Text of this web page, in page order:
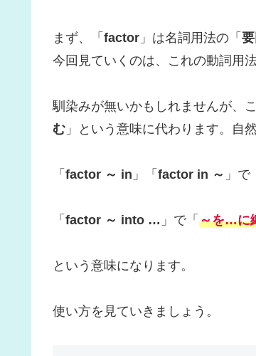
まず、「 factor 」は名詞用法の「 要
今回見ていくのは、これの動詞用
馴染みが無いかもしれませんが、
む 」という意味に代わります。自
「 factor ～ in 」「 factor in ～ 」で
「 factor ～ into … 」で「 ～を…に
という意味になります。
使い方を見ていきましょう。